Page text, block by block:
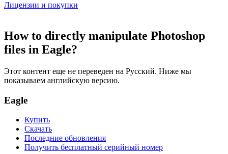
Лицензии и покупки
How to directly manipulate Photoshop
files in Eagle?
Этот контент еще не переведен на Русский. Ниже мы
показываем английскую версию.
Eagle
Купить
Скачать
Последние обновления
Получить бесплатный серийный номер